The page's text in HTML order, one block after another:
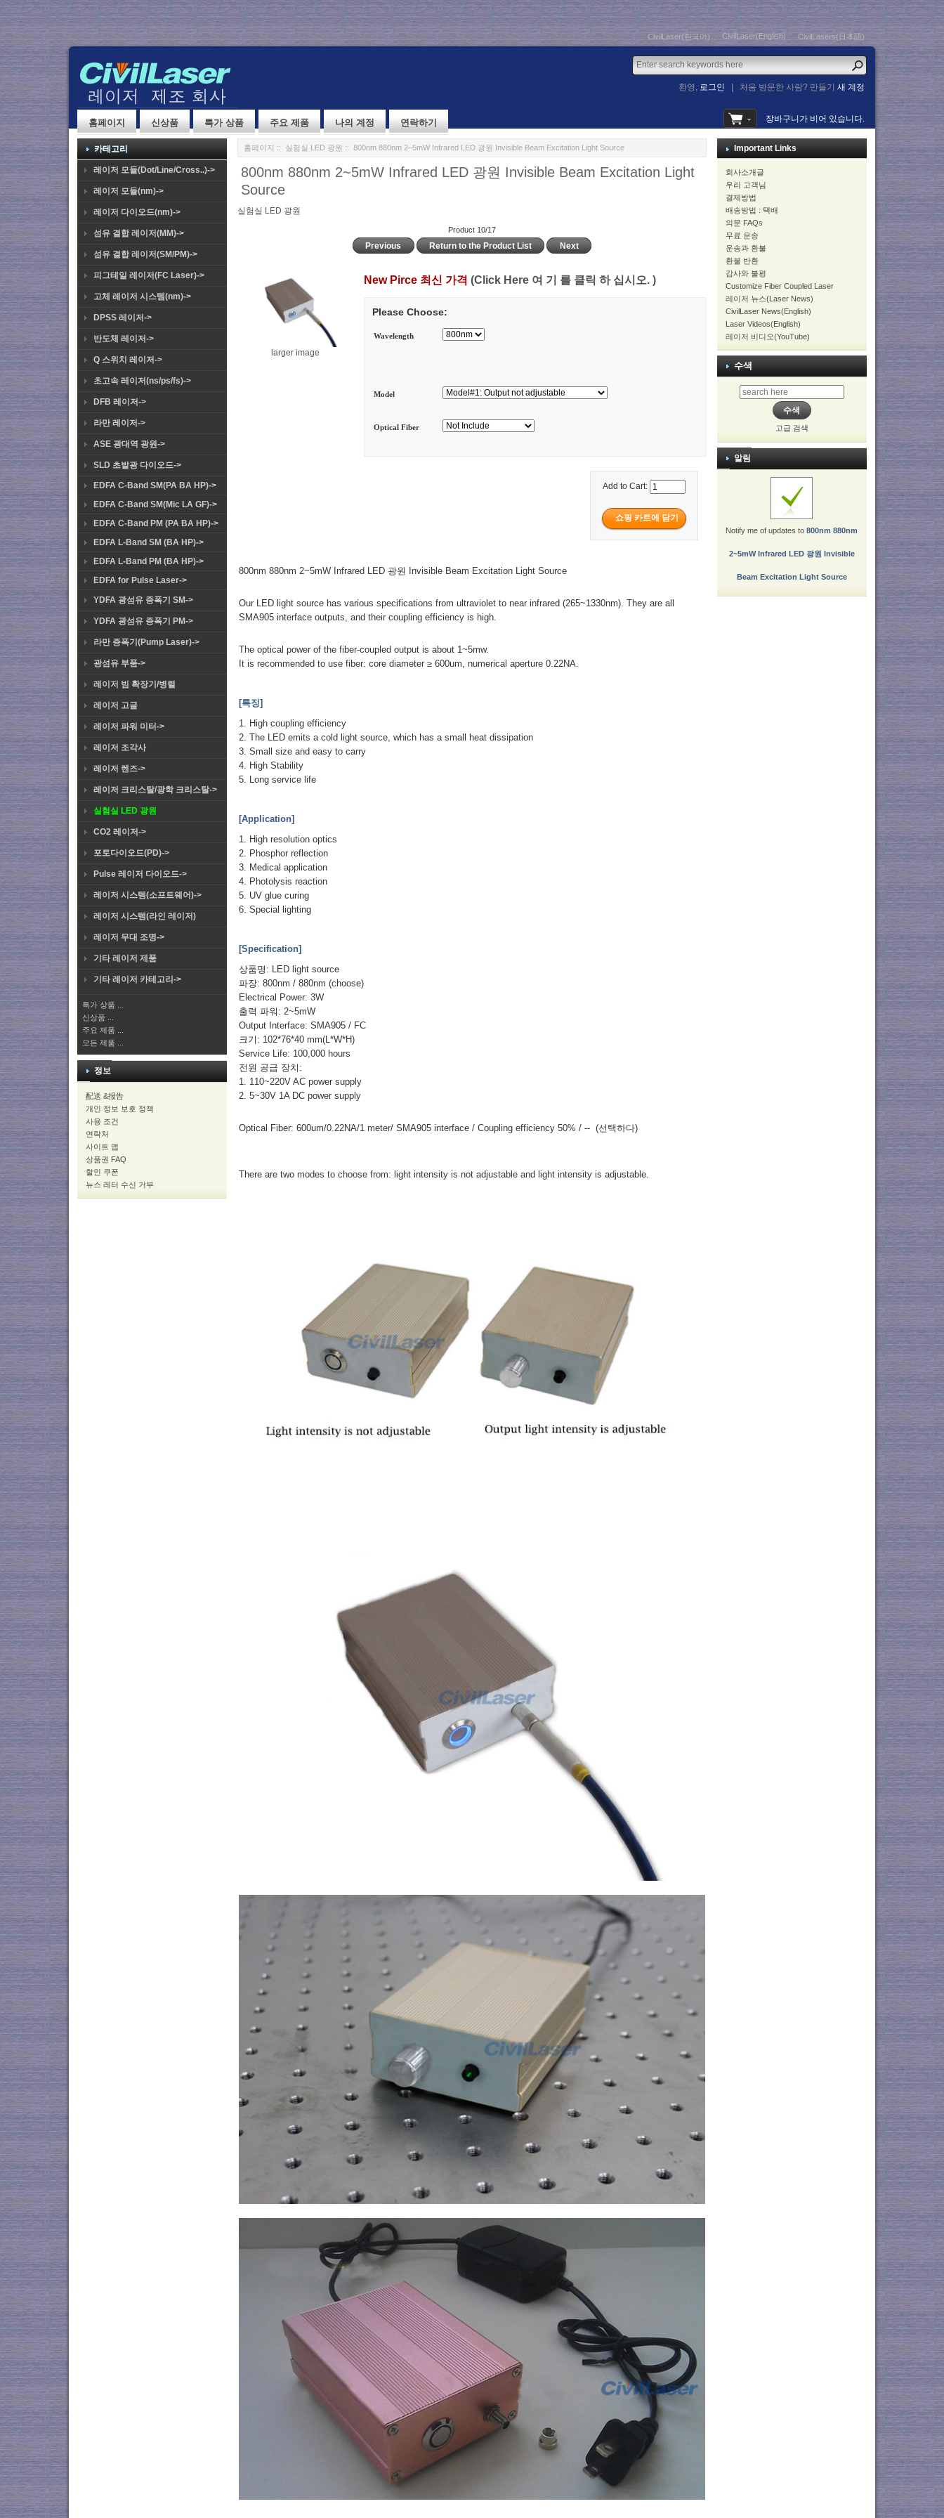
CivilLaser(한국어) CivilLaser(English) CivilLasers(日本語)
환영, 로그인 처음 방문한 사람? 만들기새 계정
홈페이지 신상품 특가 상품 주요 제품 나의 계정 연락하기 장바구니가 비어 있습니다.
카테고리
레이저 모듈(Dot/Line/Cross..)->
레이저 모듈(nm)->
레이저 다이오드(nm)->
섬유 결합 레이저(MM)->
섬유 결합 레이저(SM/PM)->
피그테일 레이저(FC Laser)->
고체 레이저 시스템(nm)->
DPSS 레이저->
반도체 레이저->
Q 스위치 레이저->
초고속 레이저(ns/ps/fs)->
DFB 레이저->
라만 레이저->
ASE 광대역 광원->
SLD 초발광 다이오드->
EDFA C-Band SM(PA BA HP)->
EDFA C-Band SM(Mic LA GF)->
EDFA C-Band PM (PA BA HP)->
EDFA L-Band SM (BA HP)->
EDFA L-Band PM (BA HP)->
EDFA for Pulse Laser->
YDFA 광섬유 증폭기 SM->
YDFA 광섬유 증폭기 PM->
라만 증폭기(Pump Laser)->
광섬유 부품->
레이저 빔 확장기/병렬
레이저 고글
레이저 파워 미터->
레이저 조각사
레이저 렌즈->
레이저 크리스탈/광학 크리스탈->
실험실 LED 광원
CO2 레이저->
포토다이오드(PD)->
Pulse 레이저 다이오드->
레이저 시스템(소프트웨어)->
레이저 시스템(라인 레이저)
레이저 무대 조명->
기타 레이저 제품
기타 레이저 카테고리->
특가 상품 ...
신상품 ...
주요 제품 ...
모든 제품 ...
정보
配送 &报告
개인 정보 보호 정책
사용 조건
연락처
사이트 맵
상품권 FAQ
할인 쿠폰
뉴스 레터 수신 거부
홈페이지 :: 실험실 LED 광원 :: 800nm 880nm 2~5mW Infrared LED 광원 Invisible Beam Excitation Light Source
800nm 880nm 2~5mW Infrared LED 광원 Invisible Beam Excitation Light
Source
실험실 LED 광원
Product 10/17
Previous Return to the Product List Next
larger image
New Pirce 최신 가격 (Click Here 여 기 를 클릭 하 십시오. )
Please Choose:
Wavelength
Model
Optical Fiber
Add to Cart:
800nm 880nm 2~5mW Infrared LED 광원 Invisible Beam Excitation Light Source
Our LED light source has various specifications from ultraviolet to near infrared (265~1330nm). They are all
SMA905 interface outputs, and their coupling efficiency is high.
The optical power of the fiber-coupled output is about 1~5mw.
It is recommended to use fiber: core diameter ≥ 600um, numerical aperture 0.22NA.
[특징]
1. High coupling efficiency
2. The LED emits a cold light source, which has a small heat dissipation
3. Small size and easy to carry
4. High Stability
5. Long service life
[Application]
1. High resolution optics
2. Phosphor reflection
3. Medical application
4. Photolysis reaction
5. UV glue curing
6. Special lighting
[Specification]
상품명: LED light source
파장: 800nm / 880nm (choose)
Electrical Power: 3W
출력 파워: 2~5mW
Output Interface: SMA905 / FC
크기: 102*76*40 mm(L*W*H)
Service Life: 100,000 hours
전원 공급 장치:
1. 110~220V AC power supply
2. 5~30V 1A DC power supply
Optical Fiber: 600um/0.22NA/1 meter/ SMA905 interface / Coupling efficiency 50% / -- (선택하다)
There are two modes to choose from: light intensity is not adjustable and light intensity is adjustable.
Important Links
회사소개글
우리 고객님
결제방법
배송방법 : 택배
의문 FAQs
무료 운송
운송과 환불
환불 반환
감사와 불평
Customize Fiber Coupled Laser
레이저 뉴스(Laser News)
CivilLaser News(English)
Laser Videos(English)
레이저 비디오(YouTube)
수색
고급 검색
알림
Notify me of updates to800nm 880nm
2~5mW Infrared LED 광원 Invisible
Beam Excitation Light Source